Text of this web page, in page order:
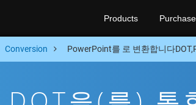
Products Purchase
Conversion PowerPoint를 로 변환합니다